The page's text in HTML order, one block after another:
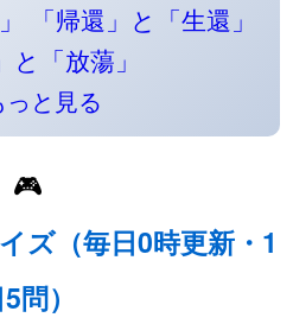
「帰還」と「生還」
と「放蕩」
と見る
🎮
ズ（毎日0時更新・1
問）